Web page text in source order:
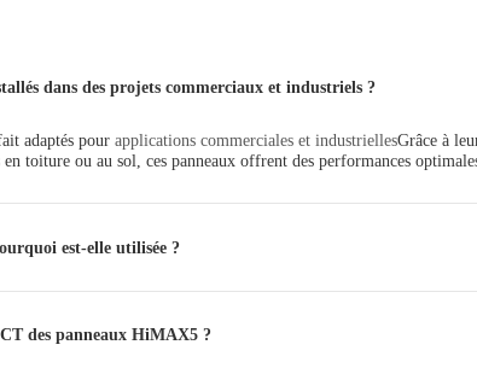
dans des projets commerciaux et industriels ?
adaptés pour applications commerciales et industriellesGrâce à
toiture ou au sol, ces panneaux offrent des performances
est-elle utilisée ?
des panneaux HiMAX5 ?